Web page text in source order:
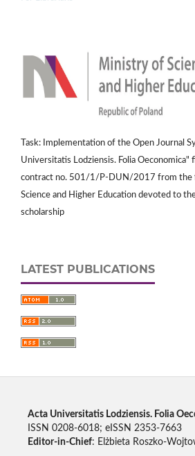
Task: Implementation of the Open Journal
Universitatis Lodziensis. Folia Oeconomica"
contract no. 501/1/P-DUN/2017 from the
Science and Higher Education devoted to
scholarship
LATEST PUBLICATIONS
Acta Universitatis Lodziensis. Folia
ISSN 0208-6018; eISSN 2353-7663
Editor-in-Chief: Elżbieta Roszko-